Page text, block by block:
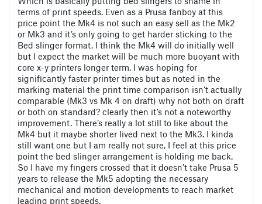
terms of print speeds. Even as a Prusa fanboy at this
price point the Mk4 is not such an easy sell as the Mk2
or Mk3 and it’s only going to get harder sticking to the
Bed slinger format. I think the Mk4 will do initially well
but I expect the market will be much more buoyant with
core x-y printers longer term. I was hoping for
significantly faster printer times but as noted in the
marking material the print time comparison isn’t actually
comparable (Mk3 vs Mk 4 on draft) why not both on draft
or both on standard? clearly then it’s not a noteworthy
improvement. There’s really a lot still to like about the
Mk4 but it maybe shorter lived next to the Mk3. I kinda
still want one but I am really not sure, I feel at this price
point the bed slinger arrangement is holding me back.
So I have my fingers crossed that it doesn’t take Prusa 5
years to release the Mk5 adopting the necessary
mechanical and motion developments to reach market
leading print speeds.